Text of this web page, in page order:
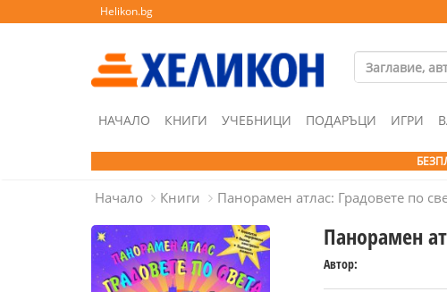
Helikon.bg
НАЧАЛО КНИГИ УЧЕБНИЦИ ПОДАРЪЦИ ИГРИ
Начало Книги Панорамен атлас: Градовете по
Панорамен
Автор: